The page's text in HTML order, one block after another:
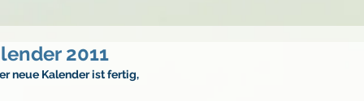
2011
neue Kalender ist fertig,